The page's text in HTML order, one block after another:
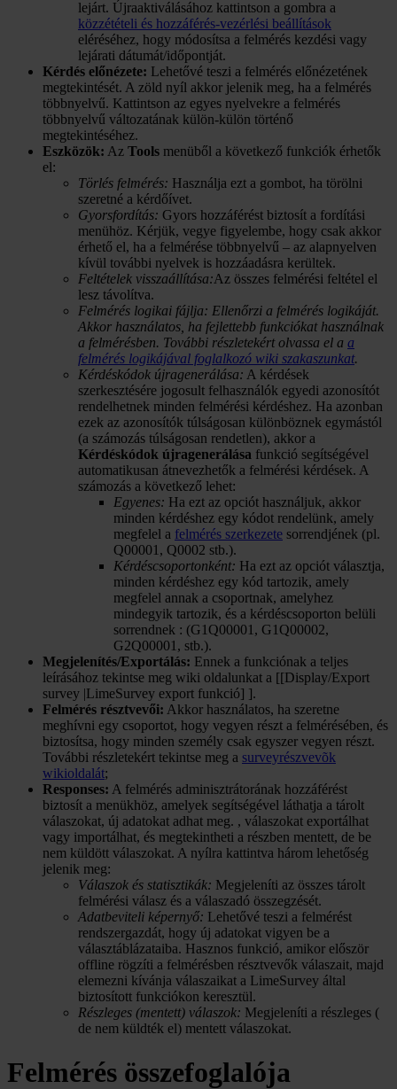
lejárt. Újraaktiválásához kattintson a gombra a
közzétételi és hozzáférés-vezérlési beállítások
eléréséhez, hogy módosítsa a felmérés kezdési vagy
lejárati dátumát/időpontját.
Kérdés előnézete: Lehetővé teszi a felmérés előnézetének
megtekintését. A zöld nyíl akkor jelenik meg, ha a felmérés
többnyelvű. Kattintson az egyes nyelvekre a felmérés
többnyelvű változatának külön-külön történő
megtekintéséhez.
Eszközök: Az Tools menüből a következő funkciók érhetők
el:
Törlés felmérés: Használja ezt a gombot, ha törölni
szeretné a kérdőívet.
Gyorsfordítás: Gyors hozzáférést biztosít a fordítási
menühöz. Kérjük, vegye figyelembe, hogy csak akkor
érhető el, ha a felmérése többnyelvű – az alapnyelven
kívül további nyelvek is hozzáadásra kerültek.
Feltételek visszaállítása:Az összes felmérési feltétel el
lesz távolítva.
Felmérés logikai fájlja: Ellenőrzi a felmérés logikáját.
Akkor használatos, ha fejlettebb funkciókat használnak
a felmérésben. További részletekért olvassa el a a
felmérés logikájával foglalkozó wiki szakaszunkat.
Kérdéskódok újragenerálása: A kérdések
szerkesztésére jogosult felhasználók egyedi azonosítót
rendelhetnek minden felmérési kérdéshez. Ha azonban
ezek az azonosítók túlságosan különböznek egymástól
(a számozás túlságosan rendetlen), akkor a
Kérdéskódok újragenerálása funkció segítségével
automatikusan átnevezhetők a felmérési kérdések. A
számozás a következő lehet:
Egyenes: Ha ezt az opciót használjuk, akkor
minden kérdéshez egy kódot rendelünk, amely
megfelel a felmérés szerkezete sorrendjének (pl.
Q00001, Q0002 stb.).
Kérdéscsoportonként: Ha ezt az opciót választja,
minden kérdéshez egy kód tartozik, amely
megfelel annak a csoportnak, amelyhez
mindegyik tartozik, és a kérdéscsoporton belüli
sorrendnek : (G1Q00001, G1Q00002,
G2Q00001, stb.).
Megjelenítés/Exportálás: Ennek a funkciónak a teljes
leírásához tekintse meg wiki oldalunkat a [[Display/Export
survey |LimeSurvey export funkció] ].
Felmérés résztvevői: Akkor használatos, ha szeretne
meghívni egy csoportot, hogy vegyen részt a felmérésében, és
biztosítsa, hogy minden személy csak egyszer vegyen részt.
További részletekért tekintse meg a surveyrészvevõk
wikioldalát;
Responses: A felmérés adminisztrátorának hozzáférést
biztosít a menükhöz, amelyek segítségével láthatja a tárolt
válaszokat, új adatokat adhat meg. , válaszokat exportálhat
vagy importálhat, és megtekintheti a részben mentett, de be
nem küldött válaszokat. A nyílra kattintva három lehetőség
jelenik meg:
Válaszok és statisztikák: Megjeleníti az összes tárolt
felmérési válasz és a válaszadó összegzését.
Adatbeviteli képernyő: Lehetővé teszi a felmérést
rendszergazdát, hogy új adatokat vigyen be a
választáblázataiba. Hasznos funkció, amikor először
offline rögzíti a felmérésben résztvevők válaszait, majd
elemezni kívánja válaszaikat a LimeSurvey által
biztosított funkciókon keresztül.
Részleges (mentett) válaszok: Megjeleníti a részleges (
de nem küldték el) mentett válaszokat.
Felmérés összefoglalója